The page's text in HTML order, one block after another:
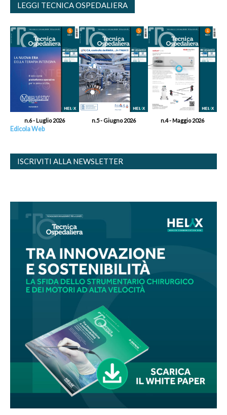
LEGGI TECNICA OSPEDALIERA
n.6 - Luglio 2026 n.5 - Giugno 2026 n.4 - Maggio 2026
Edicola Web
ISCRIVITI ALLA NEWSLETTER